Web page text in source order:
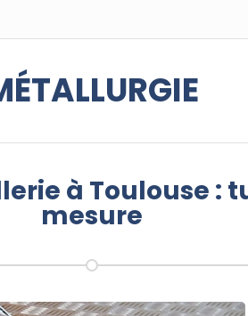
à Toulouse :
mesure